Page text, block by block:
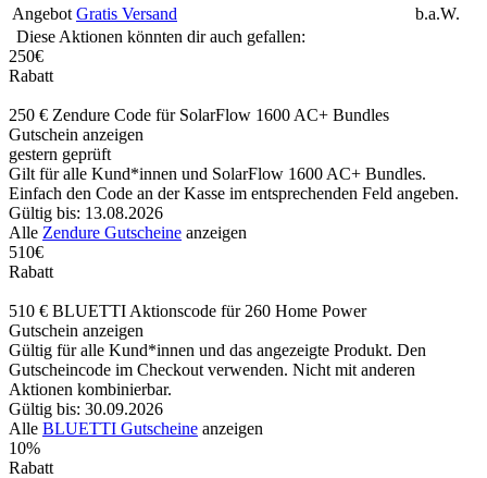
Angebot Gratis Versand
b.a.W.
Diese Aktionen könnten dir auch gefallen:
250€
Rabatt
250 € Zendure Code für SolarFlow 1600 AC+ Bundles
Gutschein anzeigen
gestern geprüft
Gilt für alle Kund*innen und SolarFlow 1600 AC+ Bundles.
Einfach den Code an der Kasse im entsprechenden Feld angeben.
Gültig bis: 13.08.2026
Alle Zendure Gutscheine anzeigen
510€
Rabatt
510 € BLUETTI Aktionscode für 260 Home Power
Gutschein anzeigen
Gültig für alle Kund*innen und das angezeigte Produkt. Den
Gutscheincode im Checkout verwenden. Nicht mit anderen
Aktionen kombinierbar.
Gültig bis: 30.09.2026
Alle BLUETTI Gutscheine anzeigen
10%
Rabatt